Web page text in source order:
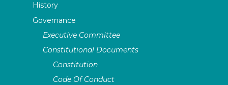
History
Governance
Executive Committee
Constitutional Documents
Constitution
Code Of Conduct